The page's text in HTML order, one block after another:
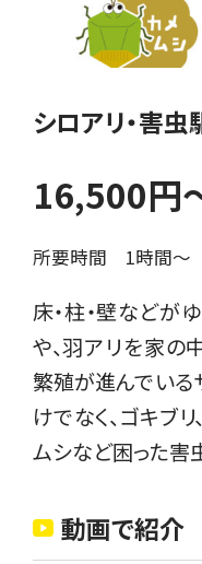
シロアリ・害虫
16,500円
所要時間 1時間〜
床・柱・壁などが
や、羽アリを家
繁殖が進んでいる
けでなく、ゴキブリ
ムシなど困った害
動画で紹介